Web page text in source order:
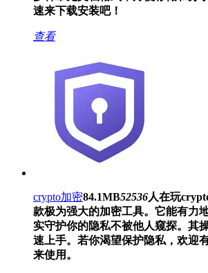
速来下载安装吧！
查看
crypto加密84.1MB52536人在玩
款极为强大的加密工具。它能有力
实守护你的隐私不被他人窥探。其
速上手。若你渴望保护隐私，欢迎
来使用。